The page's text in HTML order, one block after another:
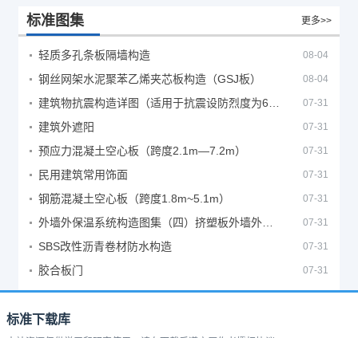
标准图集 更多>>
轻质多孔条板隔墙构造 08-04
钢丝网架水泥聚苯乙烯夹芯板构造（GSJ板） 08-04
07-31
建筑外遮阳 07-31
预应力混凝土空心板（跨度2.1m—7.2m） 07-31
民用建筑常用饰面 07-31
钢筋混凝土空心板（跨度1.8m~5.1m） 07-31
07-31
SBS改性沥青卷材防水构造 07-31
胶合板门 07-31
标准下载库